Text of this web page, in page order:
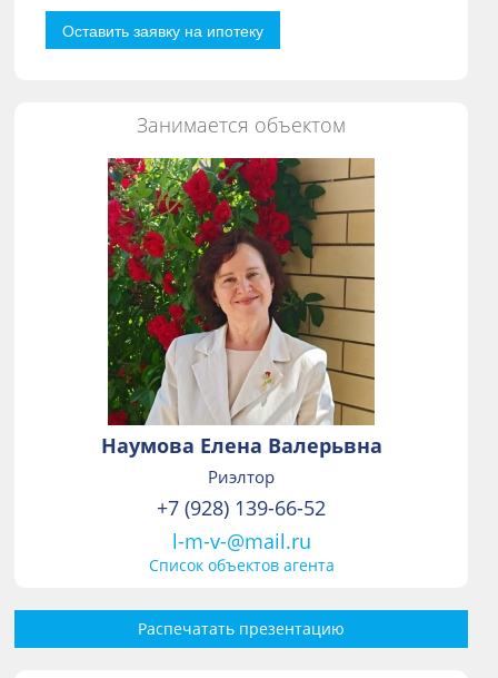
Оставить заявку на ипотеку
Занимается объектом
Наумова Елена Валерьвна
Риэлтор
+7 (928) 139-66-52
l-m-v-@mail.ru
Список объектов агента
Распечатать презентацию